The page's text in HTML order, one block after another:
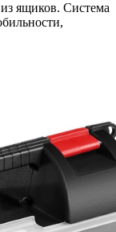
ящиков. Система